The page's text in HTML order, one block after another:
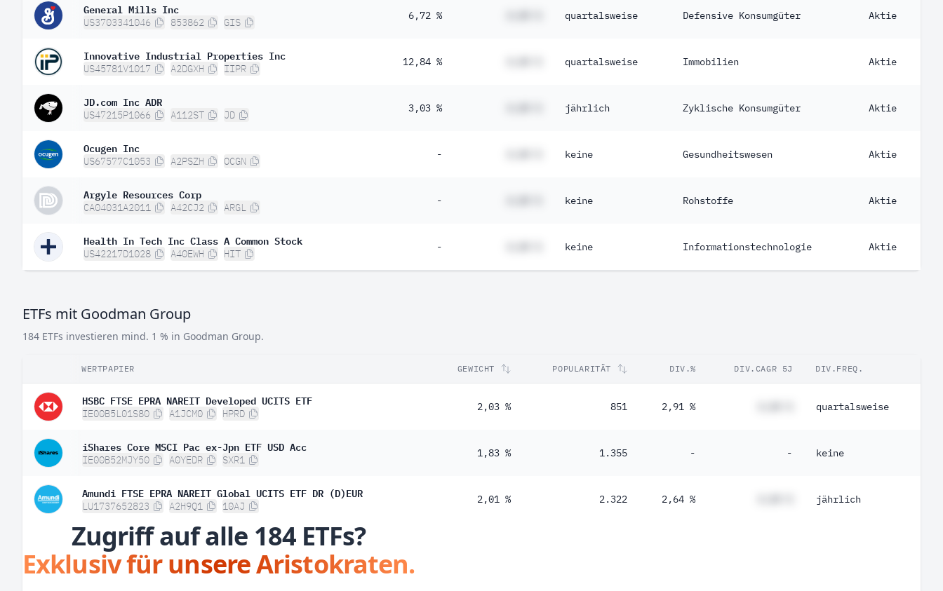
General Mills Inc
US3703341046 853862 GIS
6,72 % quartalsweise Defensive Konsumgüter Aktie
Innovative Industrial Properties Inc
US45781V1017 A2DGXH IIPR
12,84 % quartalsweise Immobilien Aktie
JD.com Inc ADR
US47215P1066 A112ST JD
3,03 % jährlich Zyklische Konsumgüter Aktie
Ocugen Inc
US67577C1053 A2PSZH OCGN
- keine Gesundheitswesen Aktie
Argyle Resources Corp
CA04031A2011 A42CJ2 ARGL
- keine Rohstoffe Aktie
Health In Tech Inc Class A Common Stock
US42217D1028 A40EWH HIT
- keine Informationstechnologie Aktie
ETFs mit Goodman Group
184 ETFs investieren mind. 1 % in Goodman Group.
WERTPAPIER GEWICHT POPULARITÄT DIV.% DIV.CAGR 5J DIV.FREQ.
HSBC FTSE EPRA NAREIT Developed UCITS ETF
IE00B5L01S80 A1JCM0 HPRD
2,03 % 851 2,91 % quartalsweise
iShares Core MSCI Pac ex-Jpn ETF USD Acc
IE00B52MJY50 A0YEDR SXR1
1,83 % 1.355 - - keine
Amundi FTSE EPRA NAREIT Global UCITS ETF DR (D)EUR
LU1737652823 A2H9Q1 10AJ
2,01 % 2.322 2,64 % jährlich
Zugriff auf alle 184 ETFs?
Exklusiv für unsere Aristokraten.